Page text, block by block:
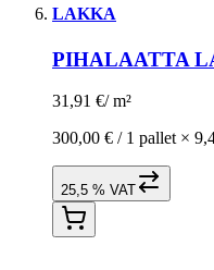
LAKKA
PIHALAATTA
31,91 €/ m²
300,00 € / 1 pallet×
25,5 % VAT